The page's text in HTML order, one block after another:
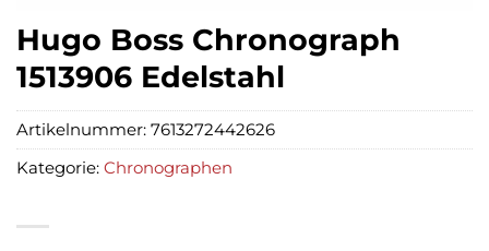
Hugo Boss Chronograph
1513906 Edelstahl
Artikelnummer: 7613272442626
Kategorie: Chronographen